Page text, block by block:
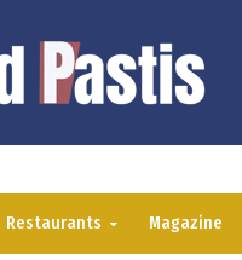
Restaurants Magazine